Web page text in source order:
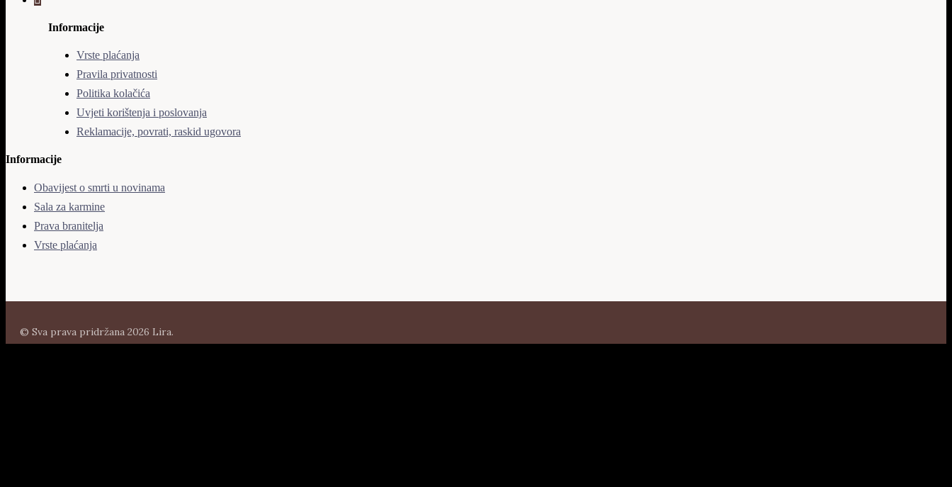
Informacije
Vrste plaćanja
Pravila privatnosti
Politika kolačića
Uvjeti korištenja i poslovanja
Reklamacije, povrati, raskid ugovora
Informacije
Obavijest o smrti u novinama
Sala za karmine
Prava branitelja
Vrste plaćanja
© Sva prava pridržana 2026 Lira.